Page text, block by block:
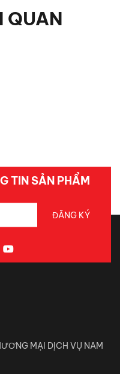
QUAN
TIN SẢN PHẨM
MẠI DỊCH VỤ NAM